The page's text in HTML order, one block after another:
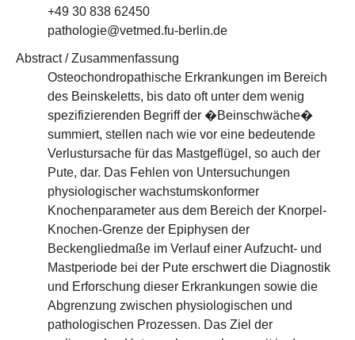
+49 30 838 62450
pathologie@vetmed.fu-berlin.de
Abstract / Zusammenfassung
Osteochondropathische Erkrankungen im Bereich
des Beinskeletts, bis dato oft unter dem wenig
spezifizierenden Begriff der �Beinschwäche�
summiert, stellen nach wie vor eine bedeutende
Verlustursache für das Mastgeflügel, so auch der
Pute, dar. Das Fehlen von Untersuchungen
physiologischer wachstumskonformer
Knochenparameter aus dem Bereich der Knorpel-
Knochen-Grenze der Epiphysen der
Beckengliedmaße im Verlauf einer Aufzucht- und
Mastperiode bei der Pute erschwert die Diagnostik
und Erforschung dieser Erkrankungen sowie die
Abgrenzung zwischen physiologischen und
pathologischen Prozessen. Das Ziel der